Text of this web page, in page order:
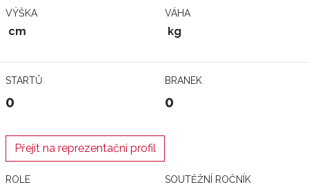
VÝŠKA
cm
VÁHA
kg
STARTŮ
0
BRANEK
0
Přejít na reprezentační profil
ROLE SOUTĚŽNÍ ROČNÍK